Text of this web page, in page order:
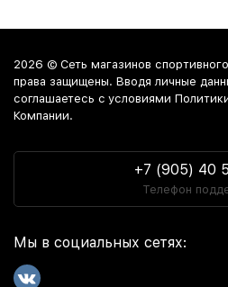
2026 © Сеть магазинов
права защищены. Вводя личные
соглашаетесь c условиями
Компании.
+7 (905) 40
Телефон
Мы в социальных сетях: